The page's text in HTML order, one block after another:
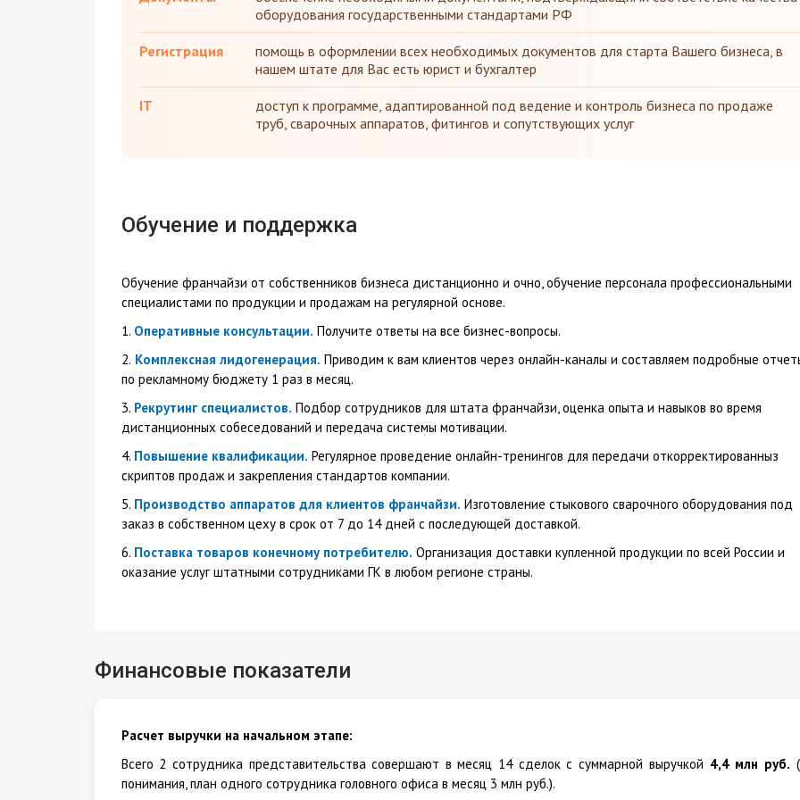
оборудования государственными стандартами РФ
Регистрация
помощь в оформлении всех необходимых документов для старта Вашего бизнеса, в
нашем штате для Вас есть юрист и бухгалтер
IT
доступ к программе, адаптированной под ведение и контроль бизнеса по продаже
труб, сварочных аппаратов, фитингов и сопутствующих услуг
Обучение и поддержка
Обучение франчайзи от собственников бизнеса дистанционно и очно, обучение персонала профессиональными
специалистами по продукции и продажам на регулярной основе.
1. Оперативные консультации. Получите ответы на все бизнес-вопросы.
2. Комплексная лидогенерация. Приводим к вам клиентов через онлайн-каналы и составляем подробные
по рекламному бюджету 1 раз в месяц.
3. Рекрутинг специалистов. Подбор сотрудников для штата франчайзи, оценка опыта и навыков во время
дистанционных собеседований и передача системы мотивации.
4. Повышение квалификации. Регулярное проведение онлайн-тренингов для передачи откорректированныз
скриптов продаж и закрепления стандартов компании.
5. Производство аппаратов для клиентов франчайзи. Изготовление стыкового сварочного оборудования под
заказ в собственном цеху в срок от 7 до 14 дней с последующей доставкой.
6. Поставка товаров конечному потребителю. Организация доставки купленной продукции по всей России и
оказание услуг штатными сотрудниками ГК в любом регионе страны.
Финансовые показатели
Расчет выручки на начальном этапе:
Всего 2 сотрудника представительства совершают в месяц 14 сделок с суммарной выручкой 4,4 млн руб.
понимания, план одного сотрудника головного офиса в месяц 3 млн руб.).